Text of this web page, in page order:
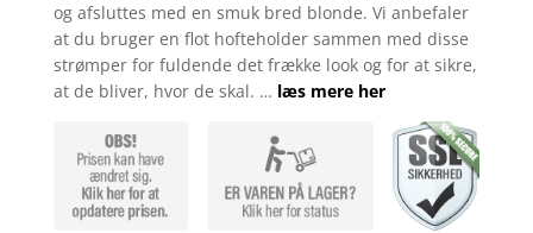
og afsluttes med en smuk bred blonde. Vi anbefaler
at du bruger en flot hofteholder sammen med disse
strømper for fuldende det frække look og for at sikre,
at de bliver, hvor de skal. … læs mere her